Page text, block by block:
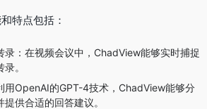
特点包括：
录：在视频会议中，ChadView能够实时捕捉
。
用OpenAI的GPT-4技术，ChadView能够分
供合适的回答建议。